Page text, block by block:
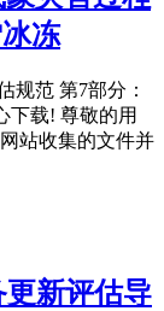
冻
规范 第7部分：
下载! 尊敬的用
站收集的文件并
更新评估导